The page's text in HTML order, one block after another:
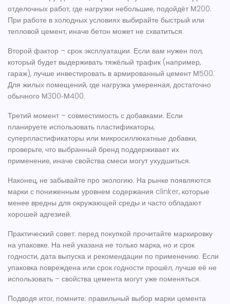
отделочных работ, где нагрузки небольшие, подойдёт М200.
При работе в холодных условиях выбирайте быстрый или
тепловой цемент, иначе бетон может не схватиться.
Второй фактор – срок эксплуатации. Если вам нужен пол,
который будет выдерживать тяжёлый трафик (например,
гараж), лучше инвестировать в армированный цемент М500.
Для жилых помещений, где нагрузка умеренная, достаточно
обычного М300‑М400.
Третий момент – совместимость с добавками. Если
планируете использовать пластификаторы,
суперпластификаторы или микросиллюкатные добавки,
проверьте, что выбранный бренд поддерживает их
применение, иначе свойства смеси могут ухудшиться.
Наконец, не забывайте про экологию. На рынке появляются
марки с пониженным уровнем содержания clinker, которые
менее вредны для окружающей среды и часто обладают
хорошей адгезией.
Практический совет: перед покупкой прочитайте маркировку
на упаковке. На ней указана не только марка, но и срок
годности, дата выпуска и рекомендации по применению. Если
упаковка повреждена или срок годности прошёл, лучше её не
использовать – свойства цемента могут уже поменяться.
Подводя итог, помните: правильный выбор марки цемента